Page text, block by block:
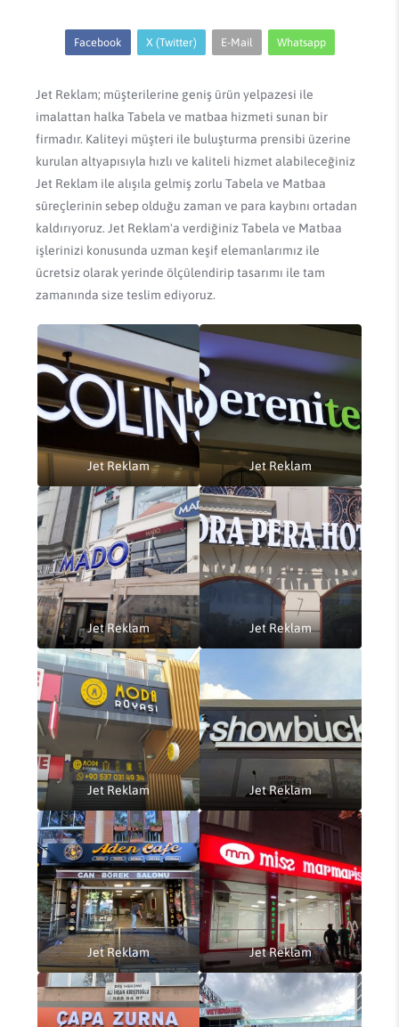
Facebook X (Twitter) E-Mail Whatsapp
Jet Reklam; müşterilerine geniş ürün yelpazesi ile
imalattan halka Tabela ve matbaa hizmeti sunan bir
firmadır. Kaliteyi müşteri ile buluşturma prensibi üzerine
kurulan altyapısıyla hızlı ve kaliteli hizmet alabileceğiniz
Jet Reklam ile alışıla gelmiş zorlu Tabela ve Matbaa
süreçlerinin sebep olduğu zaman ve para kaybını ortadan
kaldırıyoruz. Jet Reklam'a verdiğiniz Tabela ve Matbaa
işlerinizi konusunda uzman keşif elemanlarımız ile
ücretsiz olarak yerinde ölçülendirip tasarımı ile tam
zamanında size teslim ediyoruz.
Jet Reklam Jet Reklam
Jet Reklam Jet Reklam
Jet Reklam Jet Reklam
Jet Reklam Jet Reklam